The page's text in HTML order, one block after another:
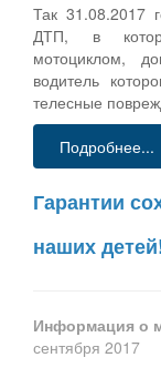
Так 31.08.2017
ДТП, в
мотоциклом,
водитель
телесные
Подробнее...
Гарантии
наших
Информация о
сентября 2017